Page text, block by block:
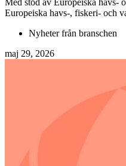
Med stöd av Europeiska havs-
Europeiska havs-, fiskeri- och
Nyheter från branschen
maj 29, 2026